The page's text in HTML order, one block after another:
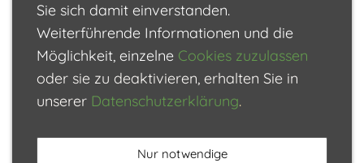
Sie sich damit einverstanden.
Weiterführende Informationen und die
Möglichkeit, einzelne Cookies zuzulassen
oder sie zu deaktivieren, erhalten Sie in
unserer Datenschutzerklärung.
Nur notwendige